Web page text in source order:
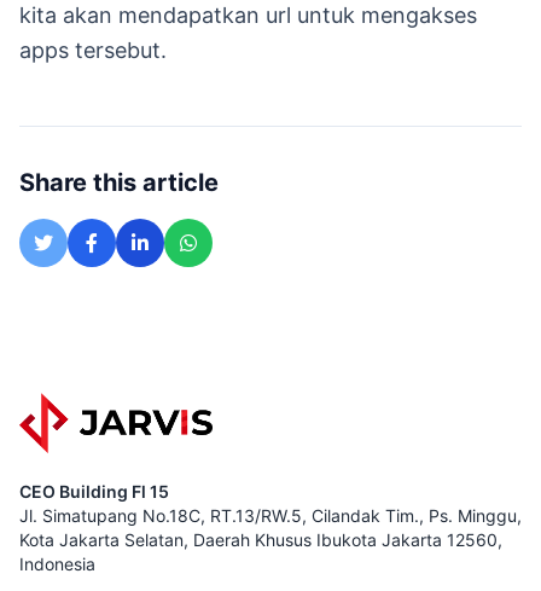
kita akan mendapatkan url untuk mengakses
apps tersebut.
Share this article
CEO Building Fl 15
Jl. Simatupang No.18C, RT.13/RW.5, Cilandak Tim., Ps. Minggu,
Kota Jakarta Selatan, Daerah Khusus Ibukota Jakarta 12560,
Indonesia